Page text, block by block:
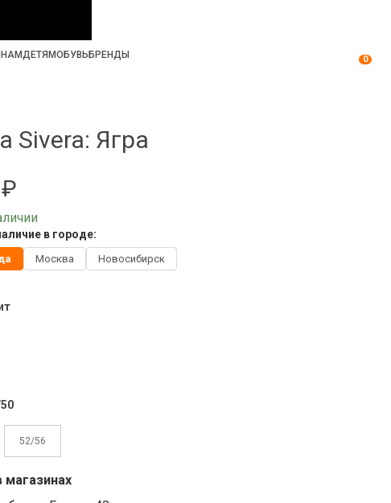
ДЕТЯМОБУВЬ БРЕНДЫ 0
Sivera: Ягра
в городе:
Москва Новосибирск
52/56
магазинах